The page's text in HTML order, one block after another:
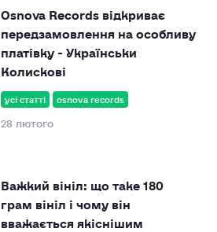
усі статті osnova records
28 лютого
Osnova Records відкриває
передзамовлення на особливу
платівку - Українськи
Колискові
Важкий вініл: що таке 180
грам вініл і чому він
вважається якіснішим